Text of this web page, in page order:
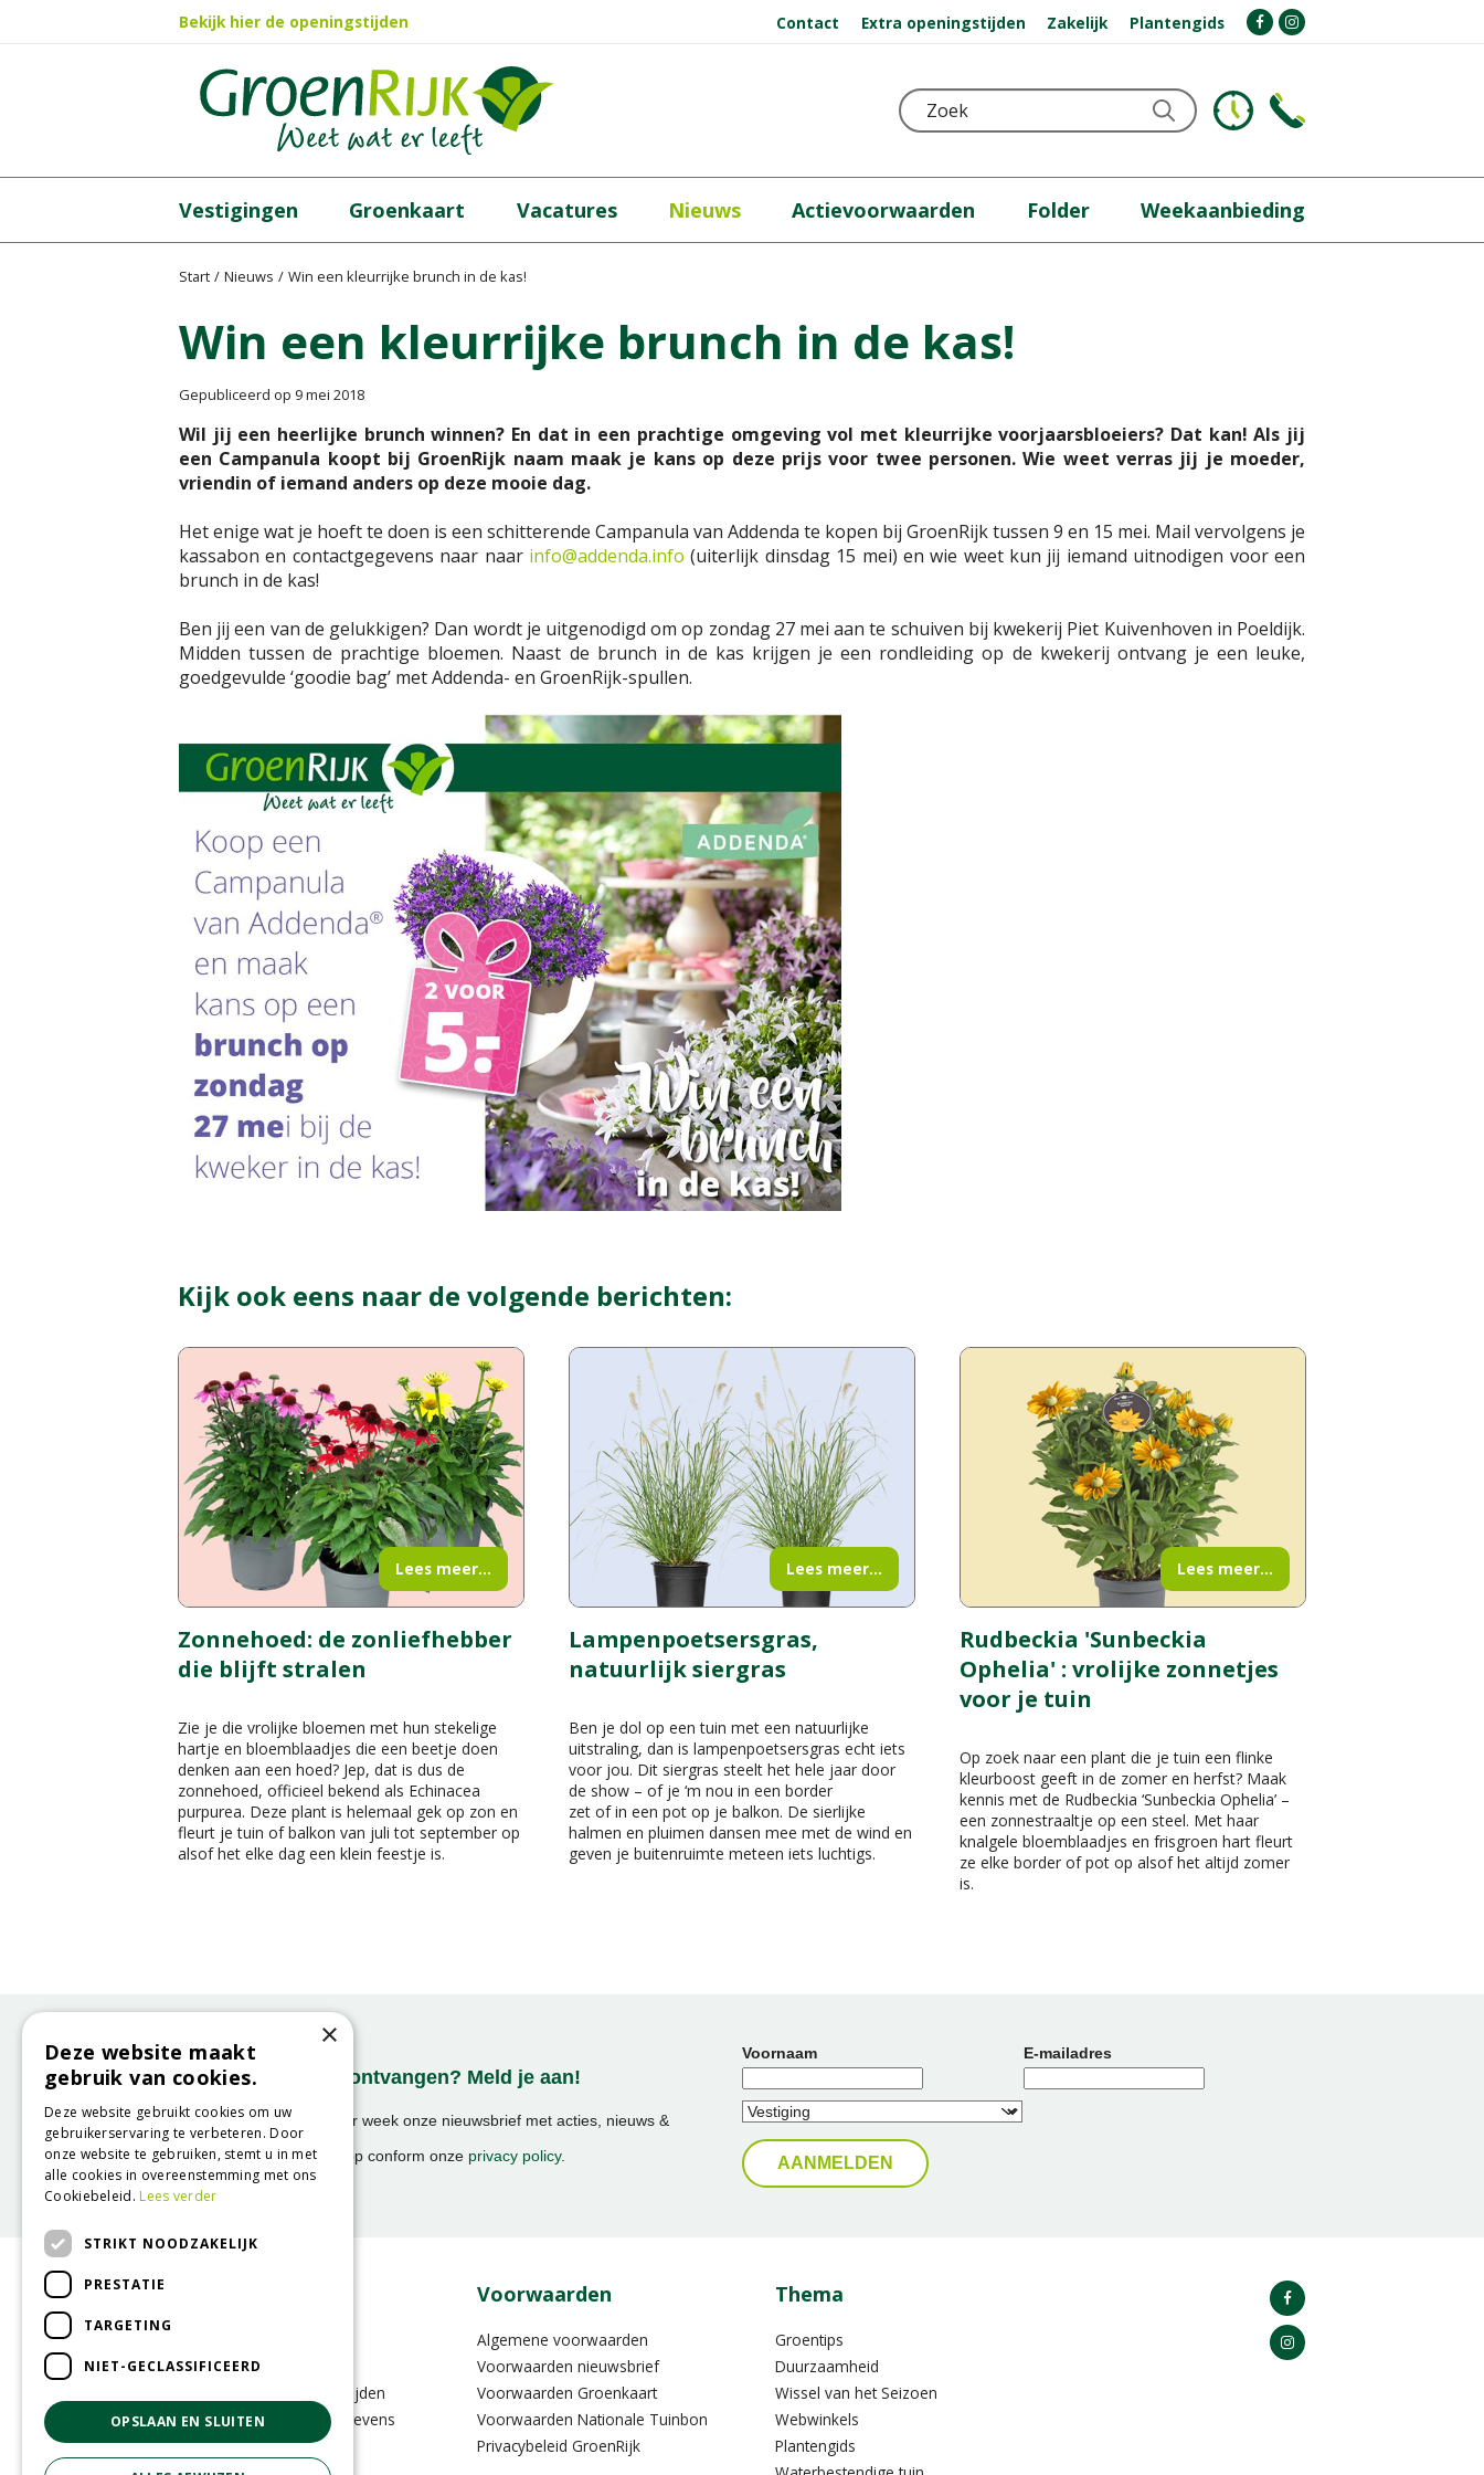
Start Nieuws Win een kleurrijke brunch in de kas!
Bekijk hier de openingstijden Contact Extra openingstijden Zakelijk Plantengids
Vestigingen Groenkaart Vacatures Nieuws Actievoorwaarden Folder Weekaanbieding
Win een kleurrijke brunch in de kas!
Gepubliceerd op 9 mei 2018
Wil jij een heerlijke brunch winnen? En dat in een prachtige omgeving vol met kleurrijkevoorjaarsbloeiers? Dat kan! Als jij
een Campanula koopt bij GroenRijk naam maak je kans op deze prijs voor twee personen. Wie weet verras jij je moeder,
vriendin of iemand anders op deze mooie dag.
Het enige wat je hoeft te doen is een schitterende Campanula van Addenda te kopen bij GroenRijk tussen 9 en 15 mei. Mail vervolgens je
kassabon en contactgegevens naar naar info@addenda.info (uiterlijk dinsdag 15 mei) en wie weet kun jij iemand uitnodigen voor een
brunch in de kas!
Ben jij een van de gelukkigen? Dan wordt je uitgenodigd om op zondag 27 mei aan te schuiven bij kwekerij Piet Kuivenhoven in Poeldijk.
Midden tussen de prachtige bloemen. Naast de brunch in de kas krijgen je een rondleiding op de kwekerij ontvang je een leuke,
goedgevulde ‘goodie bag’ met Addenda- en GroenRijk-spullen.
Kijk ook eens naar de volgende berichten:
Zonnehoed: de zonliefhebber
die blijft stralen
Zie je die vrolijke bloemen met hun stekelige
hartje en bloemblaadjes die een beetje doen
denken aan een hoed? Jep, dat is dus de
zonnehoed, officieel bekend als Echinacea
purpurea. Deze plant is helemaal gek op zon en
fleurt je tuin of balkon van juli tot september op
alsof het elke dag een klein feestje is.
Lees meer...
Lampenpoetsersgras,
natuurlijk siergras
Ben je dol op een tuin met een natuurlijke
uitstraling, dan is lampenpoetsersgras echt iets
voor jou. Dit siergras steelt het hele jaar door
de show – of je ‘m nou in een border
zet of in een pot op je balkon. De sierlijke
halmen en pluimen dansen mee met de wind en
geven je buitenruimte meteen iets luchtigs.
Lees meer...
Rudbeckia 'Sunbeckia
Ophelia' : vrolijke zonnetjes
voor je tuin
Op zoek naar een plant die je tuin een flinke
kleurboost geeft in de zomer en herfst? Maak
kennis met de Rudbeckia ‘Sunbeckia Ophelia’ –
een zonnestraaltje op een steel. Met haar
knalgele bloemblaadjes en frisgroen hart fleurt
ze elke border of pot op alsof het altijd zomer
is.
Lees meer...
Onze nieuwsbrief ontvangen? Meld je aan!
Ontvang ongeveer 1x per week onze nieuwsbrief met acties, nieuws &
activiteiten!
We slaan uw gegevens op conform onze privacy policy.
Voornaam E-mailadres
Zakelijk
Vestigingen & Openingstijden
Contactinformatie & Gegevens
GRS-Platform
Voorwaarden
Algemene voorwaarden
Voorwaarden nieuwsbrief
Voorwaarden Groenkaart
Voorwaarden Nationale Tuinbon
Privacybeleid GroenRijk
Thema
Groentips
Duurzaamheid
Wissel van het Seizoen
Webwinkels
Plantengids
×
Deze website maakt
gebruik van cookies.
Deze website gebruikt cookies om uw
gebruikerservaring te verbeteren. Door
onze website te gebruiken, stemt u in met
alle cookies in overeenstemming met ons
Cookiebeleid.Lees verder
STRIKT NOODZAKELIJK
PRESTATIE
TARGETING
NIET-GECLASSIFICEERD
OPSLAAN EN SLUITEN